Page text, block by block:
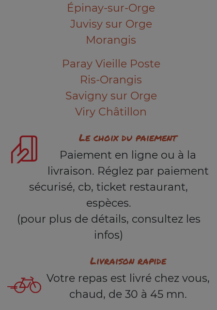
Épinay-sur-Orge
Juvisy sur Orge
Morangis
Paray Vieille Poste
Ris-Orangis
Savigny sur Orge
Viry Châtillon
Le choix du paiement
Paiement en ligne ou à la
livraison. Réglez par paiement
sécurisé, cb, ticket restaurant,
espèces.
(pour plus de détails, consultez les
infos)
Livraison rapide
Votre repas est livré chez vous,
chaud, de 30 à 45 mn.